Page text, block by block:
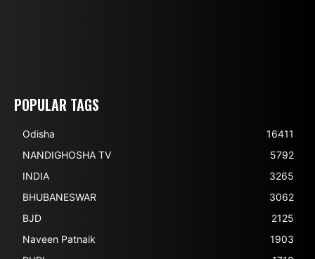
POPULAR TAGS
Odisha
16411
NANDIGHOSHA TV
5792
INDIA
3265
BHUBANESWAR
3062
BJD
2125
Naveen Patnaik
1903